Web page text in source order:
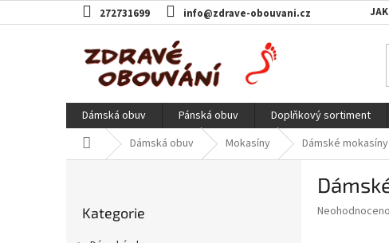
na
272731699 info@zdrave-obouvani.cz
Dámská obuv Pánská obuv Doplňkový sortiment
Domů Dámská obuv Mokasíny Dámské
kategorie
Kategorie
Průměrné
Neohodnoceno